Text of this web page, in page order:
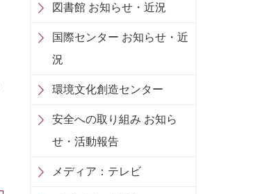
図書館 お知らせ・近況
国際センター お知らせ・近
況
環境文化創造センター
安全への取り組み お知ら
せ・活動報告
メディア：テレビ